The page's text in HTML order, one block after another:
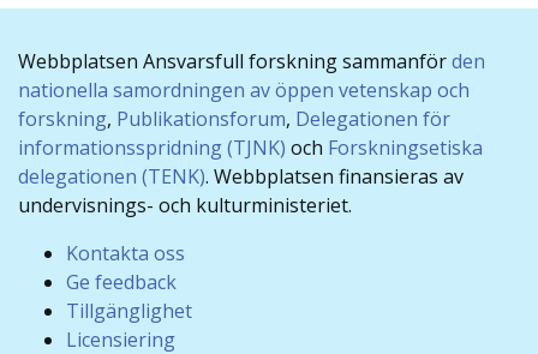
Webbplatsen Ansvarsfull forskning sammanförden
nationella samordningen av öppen vetenskap och
forskning, Publikationsforum, Delegationen för
informationsspridning (TJNK) och Forskningsetiska
delegationen (TENK). Webbplatsen finansieras av
undervisnings- och kulturministeriet.
Kontakta oss
Ge feedback
Tillgänglighet
Licensiering